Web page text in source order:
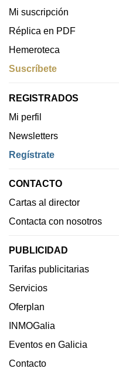
Mi suscripción
Réplica en PDF
Hemeroteca
Suscríbete
REGISTRADOS
Mi perfil
Newsletters
Regístrate
CONTACTO
Cartas al director
Contacta con nosotros
PUBLICIDAD
Tarifas publicitarias
Servicios
Oferplan
INMOGalia
Eventos en Galicia
Contacto